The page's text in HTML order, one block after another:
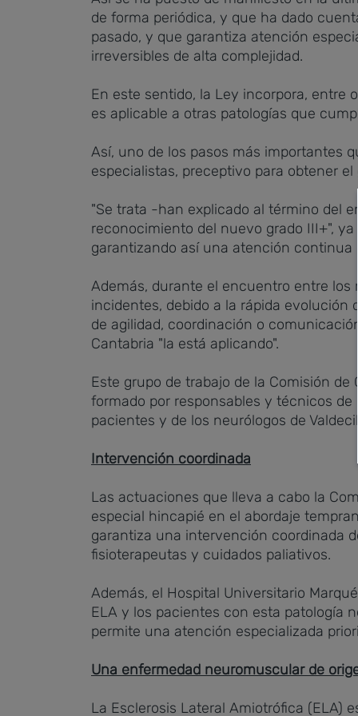
de forma periódica, y que ha dado
pasado, y que garantiza atención
irreversibles de alta complejidad.
En este sentido, la Ley incorpora, entre
es aplicable a otras patologías que
Así, uno de los pasos más importantes
especialistas, preceptivo para obtener
"Se trata -han explicado al término del
reconocimiento del nuevo grado III+",
garantizando así una atención continua
Además, durante el encuentro entre
incidentes, debido a la rápida
de agilidad, coordinación o
Cantabria "la está aplicando".
Este grupo de trabajo de la Comisión
formado por responsables y técnicos
pacientes y de los neurólogos de
Intervención coordinada
Las actuaciones que lleva a cabo la
especial hincapié en el abordaje
garantiza una intervención coordinada
fisioterapeutas y cuidados paliativos.
Además, el Hospital Universitario
ELA y los pacientes con esta patología
permite una atención especializada
Una enfermedad neuromuscular de
La Esclerosis Lateral Amiotrófica (ELA)